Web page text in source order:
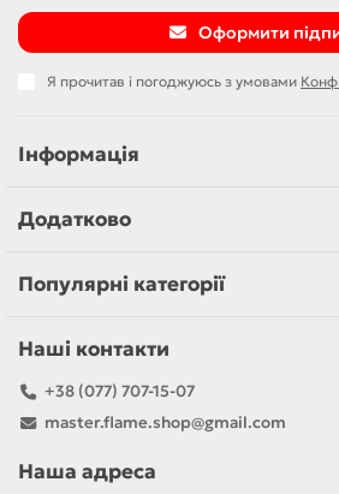
Оформити
Я прочитав і погоджуюсь з умовами
Інформація
Додатково
Популярні категорії
Наші контакти
+38 (077) 707-15-07
master.flame.shop@gmail.com
Наша адреса